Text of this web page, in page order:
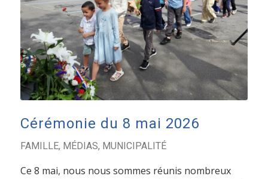
Cérémonie du 8 mai 2026
FAMILLE, MÉDIAS, MUNICIPALITÉ
Ce 8 mai, nous nous sommes réunis nombreux